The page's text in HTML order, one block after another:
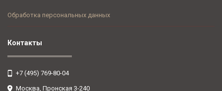
Контакты
+7 (495) 769-80-04
Москва, Пронская 3-240
Обработка персональных данных